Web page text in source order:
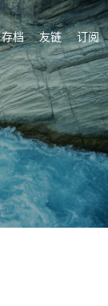
存档 友链 订阅